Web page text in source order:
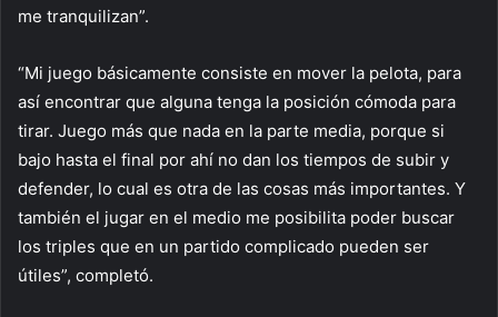
me tranquilizan”.
“Mi juego básicamente consiste en mover la pelota, para
así encontrar que alguna tenga la posición cómoda para
tirar. Juego más que nada en la parte media, porque si
bajo hasta el final por ahí no dan los tiempos de subir y
defender, lo cual es otra de las cosas más importantes. Y
también el jugar en el medio me posibilita poder buscar
los triples que en un partido complicado pueden ser
útiles”, completó.